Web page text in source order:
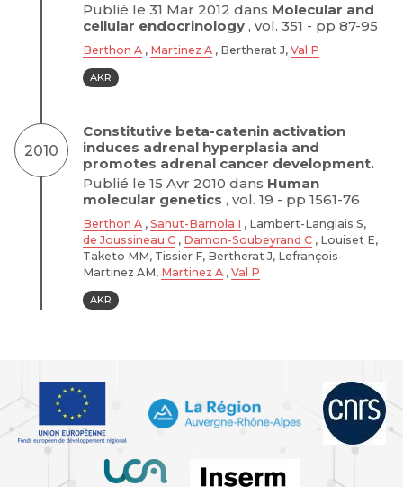
Publié le 31 Mar 2012 dans Molecular and
cellular endocrinology , vol. 351 - pp 87-95
Berthon A , Martinez A , Bertherat J, Val P
AKR
2010
Constitutive beta-catenin activation
induces adrenal hyperplasia and
promotes adrenal cancer development.
Publié le 15 Avr 2010 dans Human
molecular genetics , vol. 19 - pp 1561-76
Berthon A , Sahut-Barnola I , Lambert-Langlais S,
de Joussineau C , Damon-Soubeyrand C , Louiset E,
Taketo MM, Tissier F, Bertherat J, Lefrançois-
Martinez AM, Martinez A , Val P
AKR